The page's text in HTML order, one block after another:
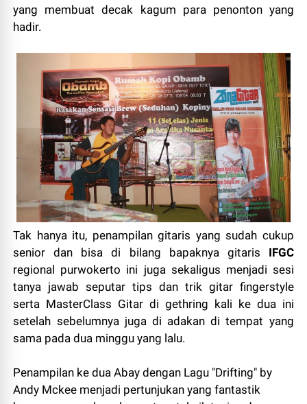
yang membuat decak kagum para penonton yang
hadir.
Tak hanya itu, penampilan gitaris yang sudah cukup
senior dan bisa di bilang bapaknya gitaris IFGC
regional purwokerto ini juga sekaligus menjadi sesi
tanya jawab seputar tips dan trik gitar fingerstyle
serta MasterClass Gitar di gethring kali ke dua ini
setelah sebelumnya juga di adakan di tempat yang
sama pada dua minggu yang lalu.
Penampilan ke dua Abay dengan Lagu "Drifting" by
Andy Mckee menjadi pertunjukan yang fantastik